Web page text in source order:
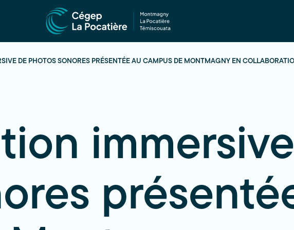
DE PHOTOS SONORES PRÉSENTÉE AU CAMPUS DE MONTMAGNY EN